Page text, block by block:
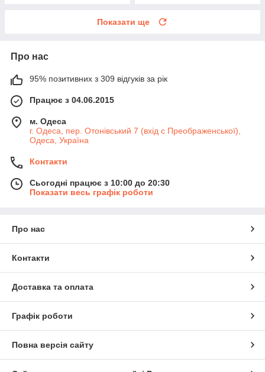
Показати ще
Про нас
95% позитивних з 309 відгуків за рік
Працює з 04.06.2015
м. Одеса
г. Одеса, пер. Отонівський 7 (вхід с Преображенської),
Одеса, Україна
Контакти
Сьогодні працює з 10:00 до 20:30
Показати весь графік роботи
Про нас
Контакти
Доставка та оплата
Графік роботи
Повна версія сайту